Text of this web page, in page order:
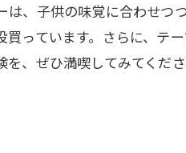
、子供の味覚に合わせつ
っています。さらに、テ
、ぜひ満喫してみてくださ